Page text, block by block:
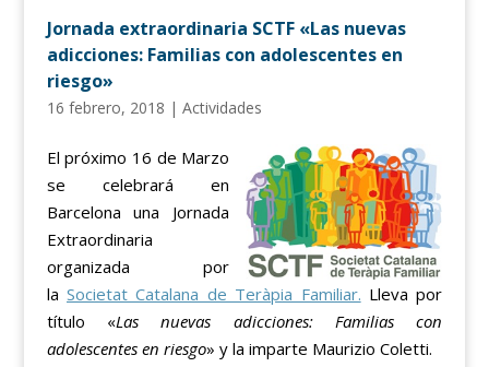
Jornada extraordinaria SCTF «Las nuevas
adicciones: Familias con adolescentes en
riesgo»
16 febrero, 2018 | Actividades
El próximo 16 de Marzo
se celebrará en
Barcelona una Jornada
Extraordinaria
organizada por
la Societat Catalana de Teràpia Familiar. Lleva por
título «Las nuevas adicciones: Familias con
adolescentes en riesgo» y la imparte Maurizio Coletti.